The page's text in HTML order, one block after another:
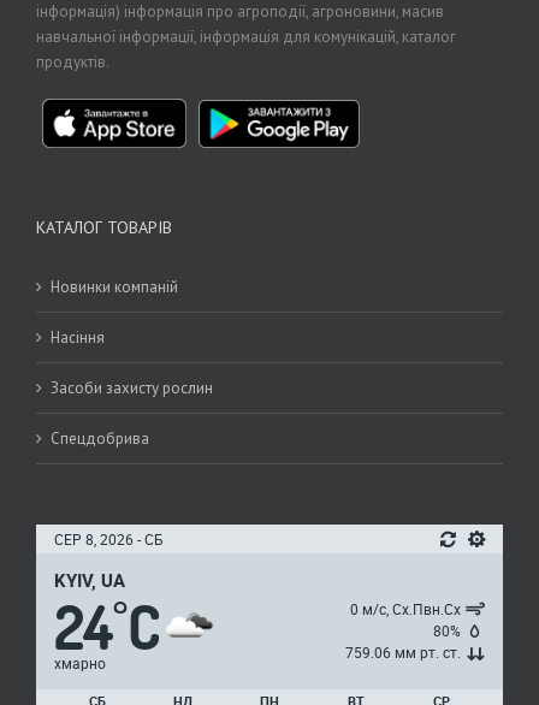
інформація) інформація про агроподії, агроновини, масив
навчальної інформації, інформація для комунікацій, каталог
продуктів.
КАТАЛОГ ТОВАРІВ
Новинки компаній
Насіння
Засоби захисту рослин
Спецдобрива
СЕР 8, 2026 - СБ
KYIV, UA
24°C
хмарно
0 м/с, Сх.Пвн.Сх
80%
759.06 мм рт. ст.
СБ НД ПН ВТ СР